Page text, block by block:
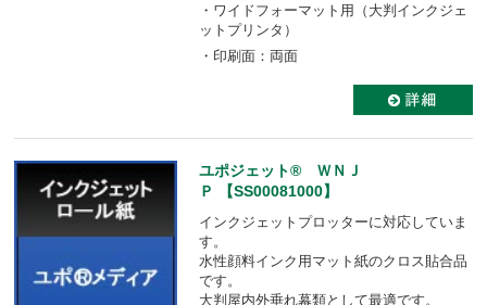
・ワイドフォーマット用（大判インクジェ
ットプリンタ）
・印刷面：両面
ユポジェット® ＷＮＪ
Ｐ 【SS00081000】
インクジェットプロッターに対応していま
す。
水性顔料インク用マット紙のクロス貼合品
です。
大判屋内外垂れ幕類として最適です。